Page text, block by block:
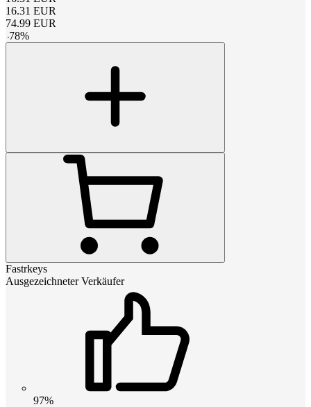
16.31 EUR
74.99 EUR
-78%
Fastrkeys
Ausgezeichneter Verkäufer
97%